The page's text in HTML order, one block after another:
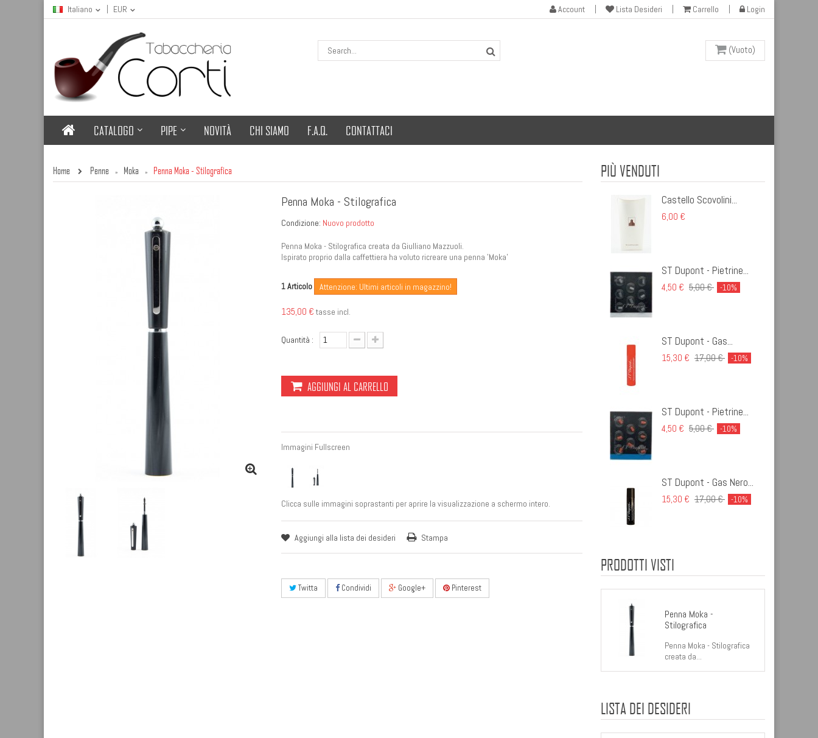
Account Lista Desideri Carrello Login
Italiano EUR
(Vuoto)
CATALOGO PIPE NOVITÀ CHI SIAMO F.A.Q. CONTATTACI
Home Penne » Moka » Penna Moka - Stilografica
Penna Moka - Stilografica
Condizione: Nuovo prodotto
Penna Moka - Stilografica creata da Giulliano Mazzuoli.
Ispirato proprio dalla caffettiera ha voluto ricreare una penna 'Moka'
1Articolo Attenzione: Ultimi articoli in magazzino!
135,00 € tasse incl.
Quantità :
AGGIUNGI AL CARRELLO
Immagini Fullscreen
Clicca sulle immagini soprastanti per aprire la visualizzazione a schermo intero.
Aggiungi alla lista dei desideri Stampa
Twitta Condividi Google+ Pinterest
PIÙ VENDUTI
Castello Scovolini...
6,00 €
ST Dupont - Pietrine...
4,50 € 5,00 € -10%
ST Dupont - Gas...
15,30 € 17,00 € -10%
ST Dupont - Pietrine...
4,50 € 5,00 € -10%
ST Dupont - Gas Nero...
15,30 € 17,00 € -10%
PRODOTTI VISTI
Penna Moka -
Stilografica
Penna Moka - Stilografica
creata da...
LISTA DEI DESIDERI